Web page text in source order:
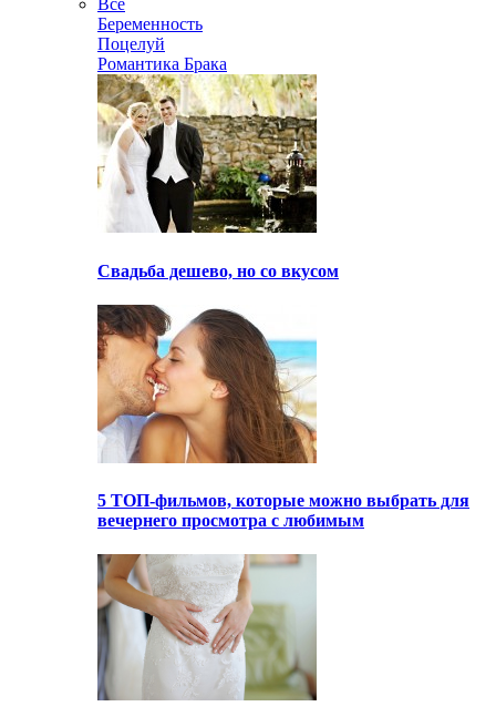
Все
Беременность
Поцелуй
Романтика Брака
Свадьба дешево, но со вкусом
5 ТОП-фильмов, которые можно выбрать для
вечернего просмотра с любимым